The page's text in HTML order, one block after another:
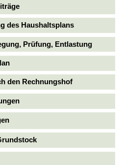
des Haushaltsplans
Prüfung, Entlastung
den Rechnungshof